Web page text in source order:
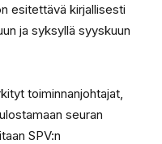
esitettävä kirjallisesti
ja syksyllä syyskuun
toiminnanjohtajat,
seuran
SPV:n